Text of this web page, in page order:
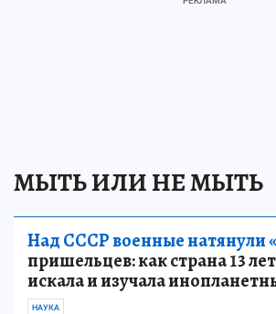
МЫТЬ ИЛИ НЕ МЫТЬ
Над СССР военные натянули
пришельцев: как страна 13
искала и изучала
НАУКА